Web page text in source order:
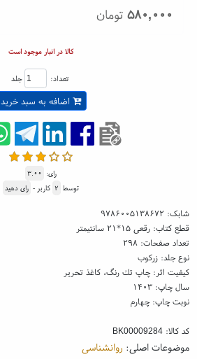
۵۸۰,۰۰۰تومان
کالا در انبار موجود است
تعداد: جلد
اضافه به سبد خرید
رای: ۳.۰۰
توسط ۲ کاربر - رای دهید
شابک: ۹۷۸۶۰۰۵۱۳۸۶۷۲
قطع کتاب: رقعی ۱۵*۲۱ سانتیمتر
تعداد صفحات: ۲۹۸
نوع جلد: زرکوب
کیفیت اثر: چاپ تك رنگ، کاغذ تحریر
سال چاپ: ۱۴۰۳
نوبت چاپ: چهارم
کد کالا:BK00009284
موضوعات اصلی: روانشناسی